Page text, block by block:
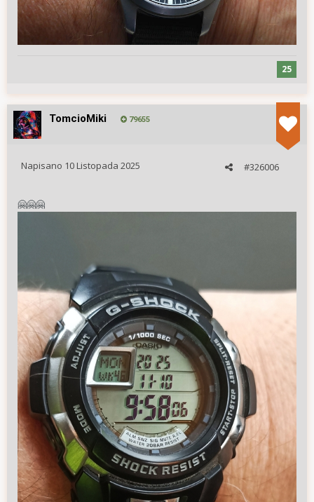
25
TomcioMiki 79655
#326006
Napisano 10 Listopada 2025
🤗🤗🤗